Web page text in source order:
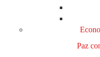
Paz